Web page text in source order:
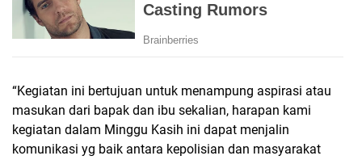
“Kegiatan ini bertujuan untuk menampung aspirasi atau
masukan dari bapak dan ibu sekalian, harapan kami
kegiatan dalam Minggu Kasih ini dapat menjalin
komunikasi yg baik antara kepolisian dan masyarakat